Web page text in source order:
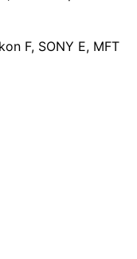
F, SONY E, MFT